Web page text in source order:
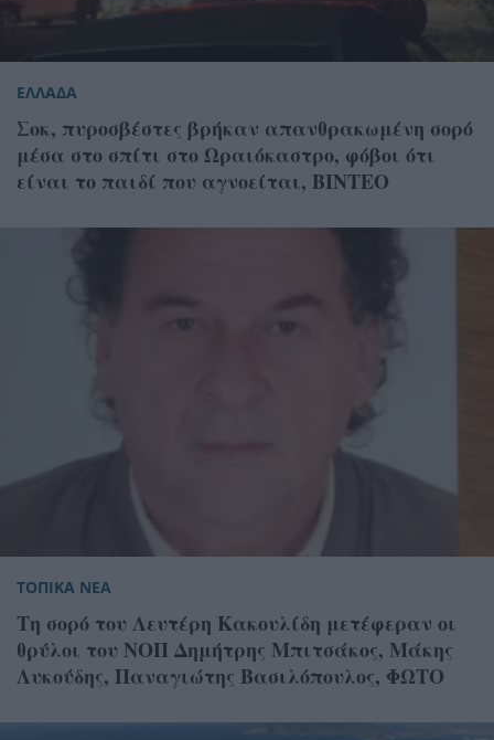
ΕΛΛΑΔΑ
Σοκ, πυροσβέστες βρήκαν απανθρακωμένη σορό
μέσα στο σπίτι στο Ωραιόκαστρο, φόβοι ότι
είναι το παιδί που αγνοείται, ΒΙΝΤΕΟ
ΤΟΠΙΚΑ ΝΕΑ
Τη σορό του Λευτέρη Κακουλίδη μετέφεραν οι
θρύλοι του ΝΟΠ Δημήτρης Μπιτσάκος, Μάκης
Λυκούδης, Παναγιώτης Βασιλόπουλος, ΦΩΤΟ